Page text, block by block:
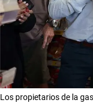
Los propietarios de la